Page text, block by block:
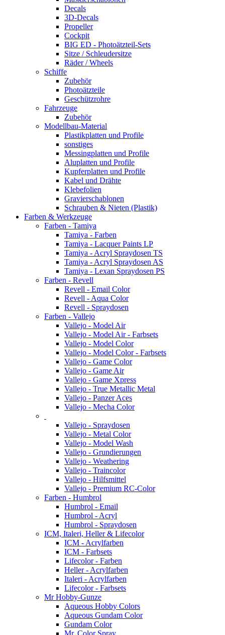
Decals
3D-Decals
Propeller
Cockpit
BIG ED - Photoätzteil-Sets
Sitze / Schleudersitze
Räder / Wheels
Schiffe
Zubehör
Photoätzteile
Geschützrohre
Fahrzeuge
Zubehör
Modellbau-Material
Plastikplatten und Profile
sonstiges
Messingplatten und Profile
Aluplatten und Profile
Kupferplatten und Profile
Kabel und Drähte
Klebefolien
Gravierschablonen
Schrauben & Nieten (Plastik)
Farben & Werkzeuge
Farben - Tamiya
Tamiya - Farben
Tamiya - Lacquer Paints LP
Tamiya - Acryl Spraydosen TS
Tamiya - Acryl Spraydosen AS
Tamiya - Lexan Spraydosen PS
Farben - Revell
Revell - Email Color
Revell - Aqua Color
Revell - Spraydosen
Farben - Vallejo
Vallejo - Model Air
Vallejo - Model Air - Farbsets
Vallejo - Model Color
Vallejo - Model Color - Farbsets
Vallejo - Game Color
Vallejo - Game Air
Vallejo - Game Xpress
Vallejo - True Metallic Metal
Vallejo - Panzer Aces
Vallejo - Mecha Color
Vallejo - Spraydosen
Vallejo - Metal Color
Vallejo - Model Wash
Vallejo - Grundierungen
Vallejo - Weathering
Vallejo - Traincolor
Vallejo - Hilfsmittel
Vallejo - Premium RC-Color
Farben - Humbrol
Humbrol - Email
Humbrol - Acryl
Humbrol - Spraydosen
ICM, Italeri, Heller & Lifecolor
ICM - Acrylfarben
ICM - Farbsets
Lifecolor - Farben
Heller - Acrylfarben
Italeri - Acrylfarben
Lifecolor - Farbsets
Mr Hobby-Gunze
Aqueous Hobby Colors
Aqueous Gundam Color
Gundam Color
Mr. Color Spray